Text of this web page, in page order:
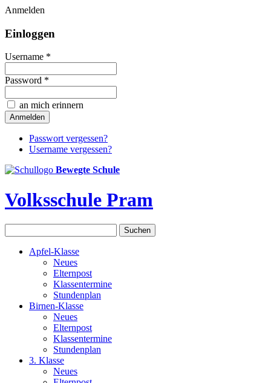
Anmelden
Einloggen
Username *
Password *
an mich erinnern
Passwort vergessen?
Username vergessen?
Bewegte Schule
Volksschule Pram
Apfel-Klasse
Neues
Elternpost
Klassentermine
Stundenplan
Birnen-Klasse
Neues
Elternpost
Klassentermine
Stundenplan
3. Klasse
Neues